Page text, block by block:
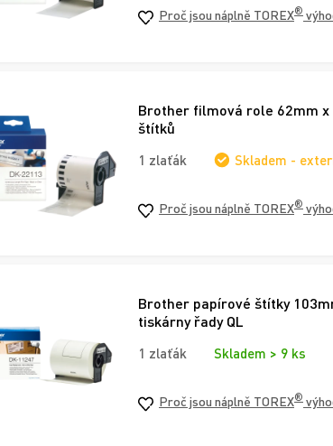
Proč jsou náplně TOREX®
Brother filmová role 62mm x
štítků
1 zlaťák Skladem -
Proč jsou náplně TOREX®
Brother papírové štítky
tiskárny řady QL
1 zlaťák Skladem > 9 ks
Proč jsou náplně TOREX®